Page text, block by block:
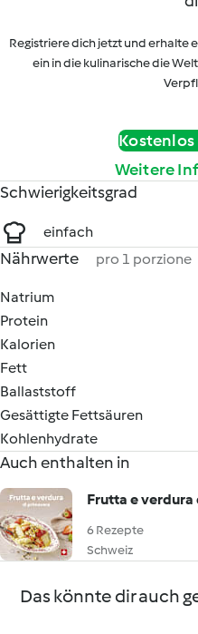
Registriere dich jetzt und erhalte
ein in die kulinarische die
Weitere
Schwierigkeitsgrad
einfach
Nährwerte pro 1 porzione
Natrium
Protein
Kalorien
Fett
Ballaststoff
Gesättigte Fettsäuren
Kohlenhydrate
Auch enthalten in
Frutta e
6 Rezepte
Schweiz
Das könnte dir auch